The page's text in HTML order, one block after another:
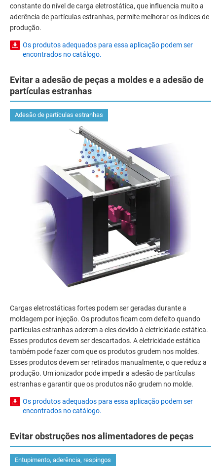
constante do nível de carga eletrostática, que influencia muito a
aderência de partículas estranhas, permite melhorar os índices de
produção.
Os produtos adequados para essa aplicação podem ser
encontrados no catálogo.
Evitar a adesão de peças a moldes e a adesão de
partículas estranhas
Adesão de partículas estranhas
Cargas eletrostáticas fortes podem ser geradas durante a
moldagem por injeção. Os produtos ficam com defeito quando
partículas estranhas aderem a eles devido à eletricidade estática.
Esses produtos devem ser descartados. A eletricidade estática
também pode fazer com que os produtos grudem nos moldes.
Esses produtos devem ser retirados manualmente, o que reduz a
produção. Um ionizador pode impedir a adesão de partículas
estranhas e garantir que os produtos não grudem no molde.
Os produtos adequados para essa aplicação podem ser
encontrados no catálogo.
Evitar obstruções nos alimentadores de peças
Entupimento, aderência, respingos